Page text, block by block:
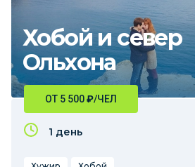
Хобой и север
Ольхона
ОТ 5 500₽/ЧЕЛ
1 день